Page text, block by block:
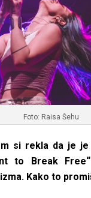
Foto: Raisa Šehu
si rekla da je
to Break
Kako to